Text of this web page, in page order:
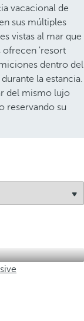
vacacional de
sus múltiples
vistas al mar que
ofrecen 'resort
dentro del
la estancia.
del mismo lujo
reservando su